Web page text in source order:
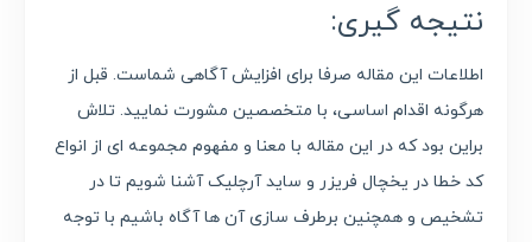
نتیجه گیری:
اطلاعات این مقاله صرفا برای افزایش آگاهی شماست. قبل از
هرگونه اقدام اساسی، با متخصصین مشورت نمایید. تلاش
براین بود که در این مقاله با معنا و مفهوم مجموعه ای از انواع
کد خطا در یخچال فریزر و ساید آرچلیک آشنا شویم تا در
تشخیص و همچنین برطرف سازی آن ها آگاه باشیم با توجه